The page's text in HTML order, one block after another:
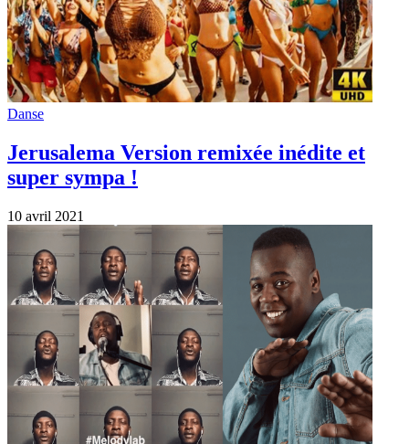
Danse
Jerusalema Version remixée inédite et
super sympa !
10 avril 2021